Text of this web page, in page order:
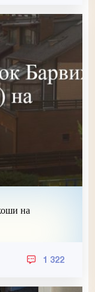
на
1 322